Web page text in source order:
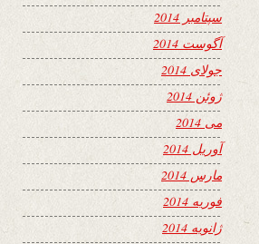
سپتامبر 2014
آگوست 2014
جولای 2014
ژوئن 2014
می 2014
آوریل 2014
مارس 2014
فوریه 2014
ژانویه 2014